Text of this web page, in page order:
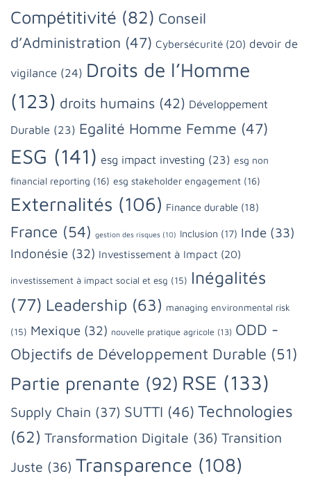
Compétitivité (82) Conseil
d’Administration (47) Cybersécurité (20) devoir de
vigilance (24) Droits de l’Homme
(123) droits humains (42) Développement
Durable (23) Egalité Homme Femme (47)
ESG (141) esg impact investing (23) esg non
financial reporting (16) esg stakeholder engagement (16)
Externalités (106) Finance durable (18)
France (54) gestion des risques (10) Inclusion (17) Inde (33)
Indonésie (32) Investissement à Impact (20)
investissement à impact social et esg (15) Inégalités
(77) Leadership (63) managing environmental risk
(15) Mexique (32) nouvelle pratique agricole (13) ODD -
Objectifs de Développement Durable (51)
Partie prenante (92) RSE (133)
Supply Chain (37) SUTTI (46) Technologies
(62) Transformation Digitale (36) Transition
Juste (36) Transparence (108)